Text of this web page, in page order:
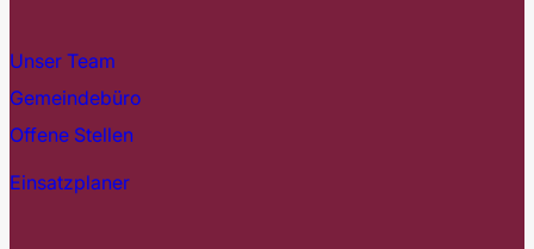
Unser Team
Gemeindebüro
Offene Stellen
Einsatzplaner